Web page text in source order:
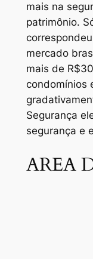
mais na
patrimônio.
mercado
mais de
condomínios
Segurança
segurança e
AREA